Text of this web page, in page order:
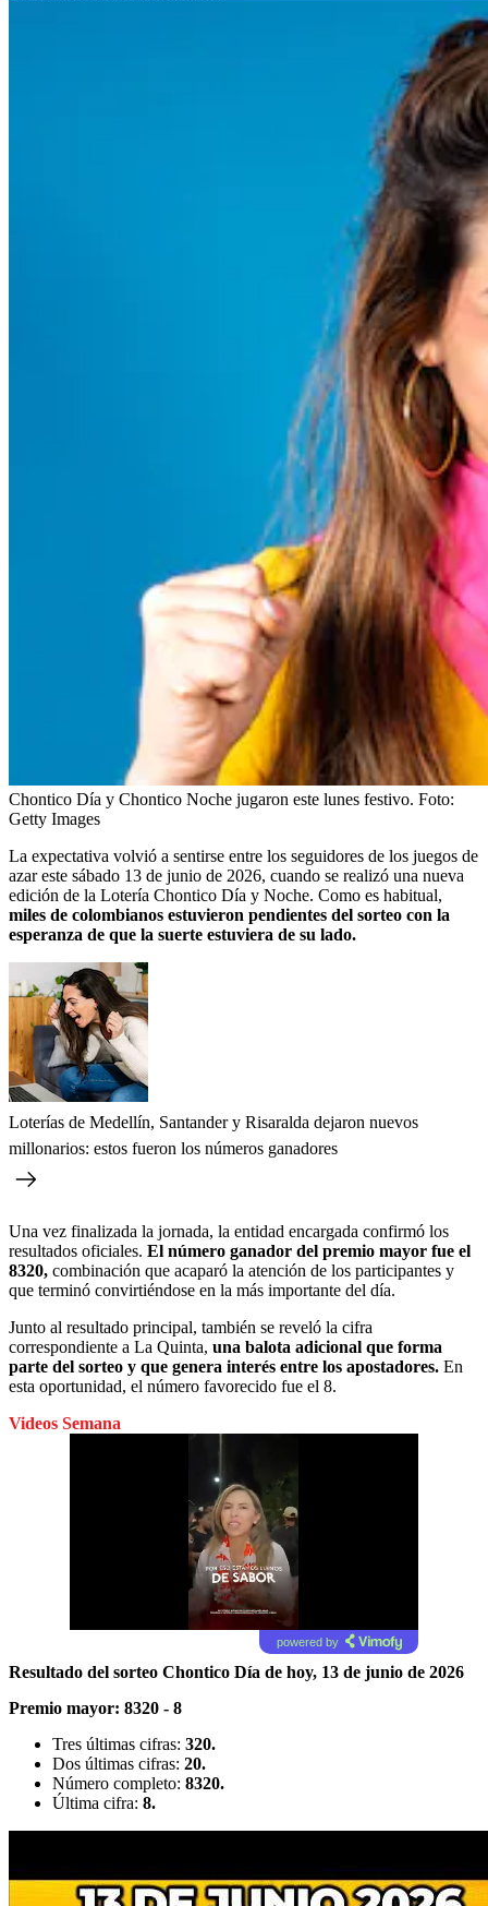
Chontico Día y Chontico Noche jugaron este lunes festivo. Foto:
Getty Images
La expectativa volvió a sentirse entre los seguidores de los juegos de
azar este sábado 13 de junio de 2026, cuando se realizó una nueva
edición de la Lotería Chontico Día y Noche. Como es habitual,
miles de colombianos estuvieron pendientes del sorteo con la
esperanza de que la suerte estuviera de su lado.
Loterías de Medellín, Santander y Risaralda dejaron nuevos
millonarios: estos fueron los números ganadores
Una vez finalizada la jornada, la entidad encargada confirmó los
resultados oficiales. El número ganador del premio mayor fue el
8320, combinación que acaparó la atención de los participantes y
que terminó convirtiéndose en la más importante del día.
Junto al resultado principal, también se reveló la cifra
correspondiente a La Quinta, una balota adicional que forma
parte del sorteo y que genera interés entre los apostadores. En
esta oportunidad, el número favorecido fue el 8.
Videos Semana
powered by
Resultado del sorteo Chontico Día de hoy, 13 de junio de 2026
Premio mayor: 8320 - 8
Tres últimas cifras: 320.
Dos últimas cifras: 20.
Número completo: 8320.
Última cifra: 8.